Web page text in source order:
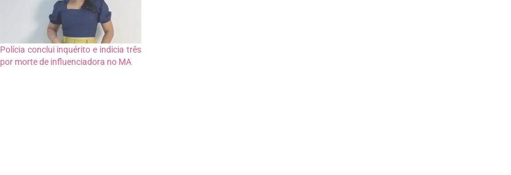
Polícia conclui inquérito e indicia três
por morte de influenciadora no MA